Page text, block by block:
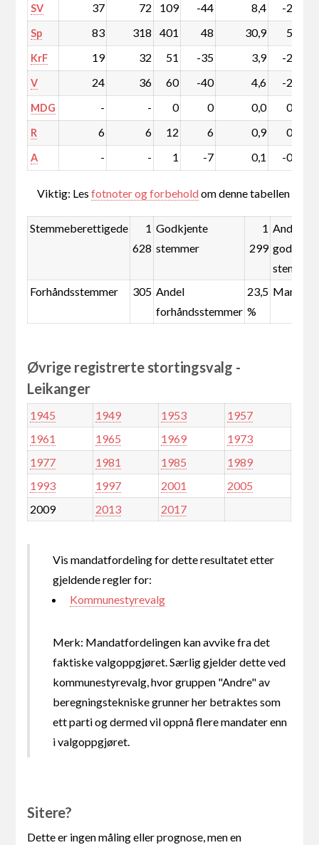
SV 37 72 109 -44 8,4 -2,8
Sp 83 318 401 48 30,9 5,0
KrF 19 32 51 -35 3,9 -2,4
V 24 36 60 -40 4,6 -2,7
MDG - - 0 0 0,0 0,0
R 6 6 12 6 0,9 0,5
A - - 1 -7 0,1 -0,5
Viktig: Lesfotnoter og forbeholdom denne tabellen
Stemmeberettigede
1
628
Godkjente
stemmer
1
299
Andel
stemmer
Forhåndsstemmer
305 Andel
forhåndsstemmer
23,5
%
Øvrige registrerte stortingsvalg -
Leikanger
1945 1949 1953
1957
1961
1965 1969
1973
1977
1981 1985
1989
1993
1997 2001
2005
2009
2013 2017
Vis mandatfordeling for dette resultatet etter
gjeldende regler for:
Kommunestyrevalg
Merk: Mandatfordelingen kan avvike fra det
faktiske valgoppgjøret. Særlig gjelder dette ved
kommunestyrevalg, hvor gruppen "Andre" av
beregningstekniske grunner her betraktes som
ett parti og dermed vil oppnå flere mandater enn
i valgoppgjøret.
Sitere?
Dette er ingen måling eller prognose, men en